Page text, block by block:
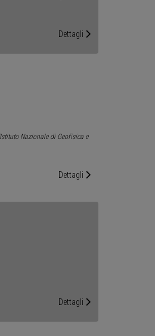
Dettagli
Nazionale di Geofisica e
Dettagli
Dettagli